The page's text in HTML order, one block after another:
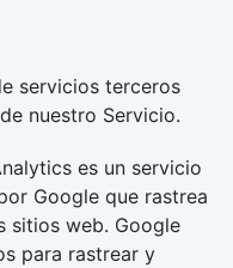
servicios terceros
nuestro Servicio.
es un servicio
Google que rastrea
sitios web. Google
para rastrear y